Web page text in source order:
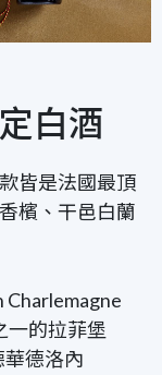
白酒
款皆是法國最頂
檳、干邑白蘭
一的拉菲堡
華德洛內